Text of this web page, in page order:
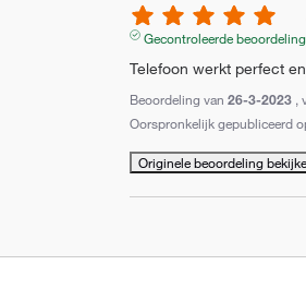
Gecontroleerde beoordeling
Telefoon werkt perfect
Beoordeling van26-3-2023 ,
Oorspronkelijk gepubliceerd
Originele beoordeling